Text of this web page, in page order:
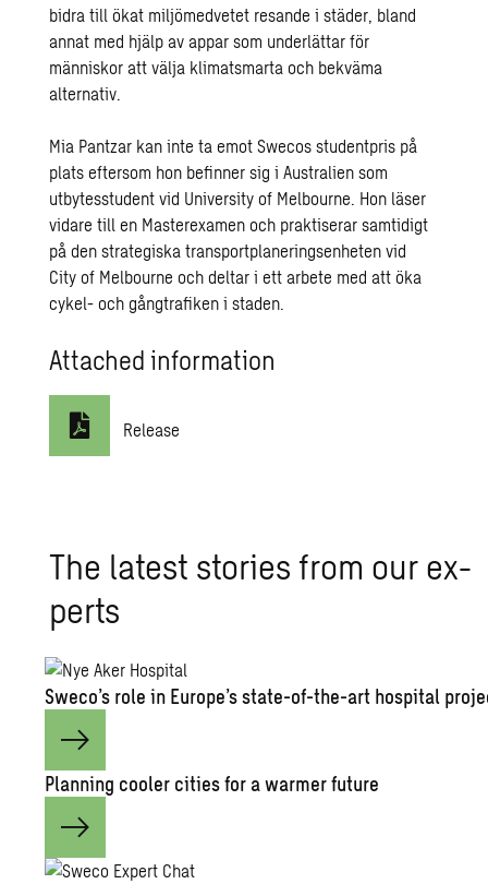
bidra till ökat miljömedvetet resande i städer, bland
annat med hjälp av appar som underlättar för
människor att välja klimatsmarta och bekväma
alternativ.
Mia Pantzar kan inte ta emot Swecos studentpris på
plats eftersom hon befinner sig i Australien som
utbytesstudent vid University of Melbourne. Hon läser
vidare till en Masterexamen och praktiserar samtidigt
på den strategiska transportplaneringsenheten vid
City of Melbourne och deltar i ett arbete med att öka
cykel- och gångtrafiken i staden.
Attached information
Release
The lat­est sto­ries from our ex­
perts
Sweco’s role in Eu­rope’s state-of-the-art hos­pi­tal
Plan­ning cooler cities for a warmer fu­ture